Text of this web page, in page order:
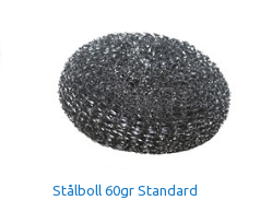
Stålboll 60gr Standard